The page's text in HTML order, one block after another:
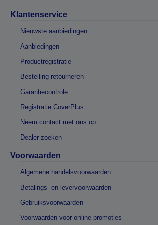
Klantenservice
Nieuwste aanbiedingen
Aanbiedingen
Productregistratie
Bestelling retourneren
Garantiecontrole
Registratie CoverPlus
Neem contact met ons op
Dealer zoeken
Voorwaarden
Algemene handelsvoorwaarden
Betalings- en levervoorwaarden
Gebruiksvoorwaarden
Voorwaarden voor online promoties